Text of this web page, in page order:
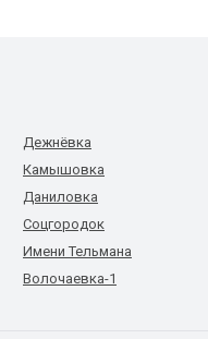
Дежнёвка
Камышовка
Даниловка
Соцгородок
Имени Тельмана
Волочаевка-1